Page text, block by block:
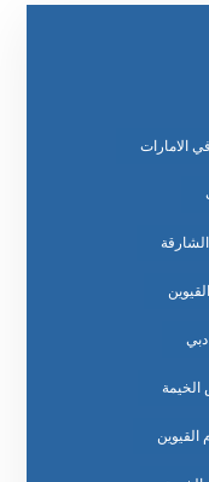
الامارات